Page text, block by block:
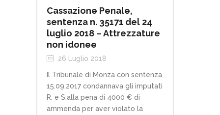
Cassazione Penale,
sentenza n. 35171 del 24
luglio 2018 – Attrezzature
non idonee
26 Luglio 2018
Il Tribunale di Monza con sentenza
15.09.2017 condannava gli imputati
R. e S.alla pena di 4000 € di
ammenda per aver violato la